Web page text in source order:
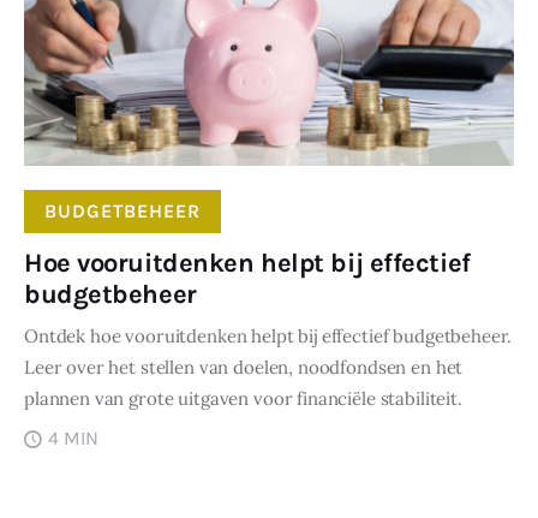
BUDGETBEHEER
Hoe vooruitdenken helpt bij effectief
budgetbeheer
Ontdek hoe vooruitdenken helpt bij effectief budgetbeheer.
Leer over het stellen van doelen, noodfondsen en het
plannen van grote uitgaven voor financiële stabiliteit.
4 MIN